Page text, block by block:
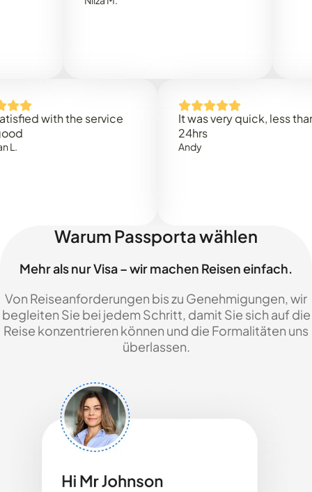
with the service
It was very quick, less than
Warum Passporta wählen
Mehr als nur Visa – wir machen Reisen einfach.
Von Reiseanforderungen bis zu Genehmigungen, wir
begleiten Sie bei jedem Schritt, damit Sie sich auf die
Reise konzentrieren können und die Formalitäten uns
überlassen.